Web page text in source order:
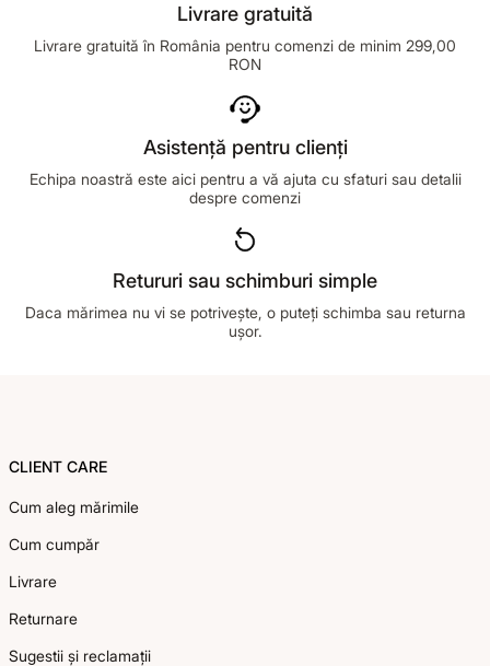
Livrare gratuită
Livrare gratuită în România pentru comenzi de minim 299,00
RON
Asistență pentru clienți
Echipa noastră este aici pentru a vă ajuta cu sfaturi sau detalii
despre comenzi
Retururi sau schimburi simple
Daca mărimea nu vi se potrivește, o puteți schimba sau returna
ușor.
CLIENT CARE
Cum aleg mărimile
Cum cumpăr
Livrare
Returnare
Sugestii și reclamații